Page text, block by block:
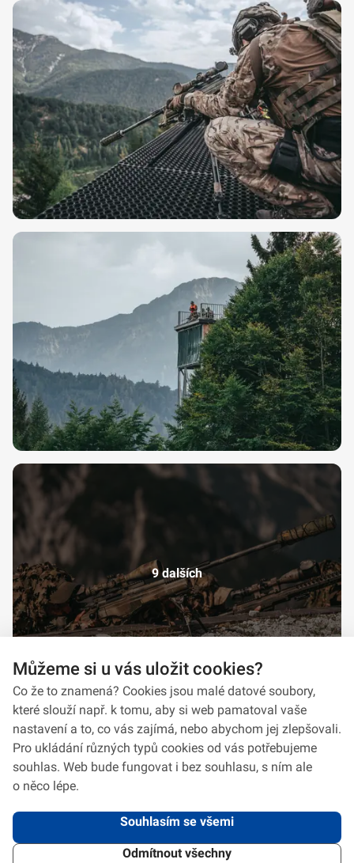
9 dalších
2026 © VeV-VA Vyškov • Informace jsou poskytovány v souladu se zákonem
Můžeme si u vás uložit cookies?
Co že to znamená? Cookies jsou malé datové soubory,
které slouží např. k tomu, aby si web pamatoval vaše
nastavení a to, co vás zajímá, nebo abychom jej zlepšovali.
Pro ukládání různých typů cookies od vás potřebujeme
souhlas. Web bude fungovat i bez souhlasu, s ním ale
o něco lépe.
Souhlasím se všemi
Odmítnout všechny